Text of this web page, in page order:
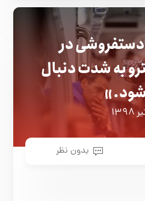
دستفروشی در
به شدت دنبال
بدون نظر